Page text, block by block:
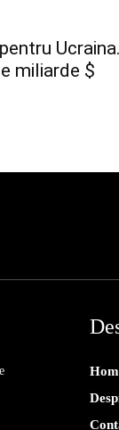
Ucraina.
miliarde $